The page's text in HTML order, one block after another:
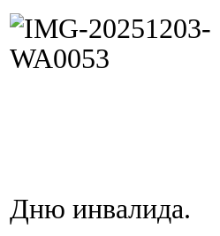
Дню инвалида.